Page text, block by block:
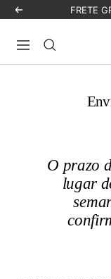
PularAnterior FRETE
Navegação
O prazo
lugar